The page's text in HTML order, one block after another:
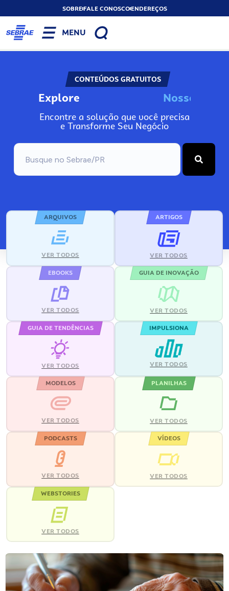
SOBREFALE CONOSCOENDEREÇOS
MENU
CONTEÚDOS GRATUITOS
Explore Nosso
Encontre a solução que você precisa
e Transforme Seu Negócio
ARQUIVOS
VER TODOS
ARTIGOS
VER TODOS
EBOOKS
VER TODOS
GUIA DE INOVAÇÃO
VER TODOS
GUIA DE TENDÊNCIAS
VER TODOS
IMPULSIONA
VER TODOS
MODELOS
VER TODOS
PLANILHAS
VER TODOS
PODCASTS
VER TODOS
VÍDEOS
VER TODOS
WEBSTORIES
VER TODOS